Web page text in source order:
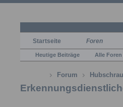
Startseite Foren
Heutige Beiträge Alle
Forum